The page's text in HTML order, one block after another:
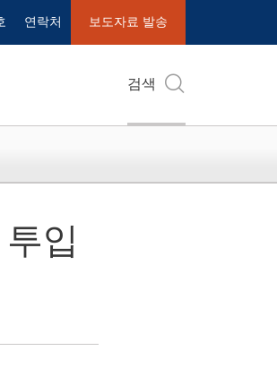
연락처 보도자료 발송
검색
입